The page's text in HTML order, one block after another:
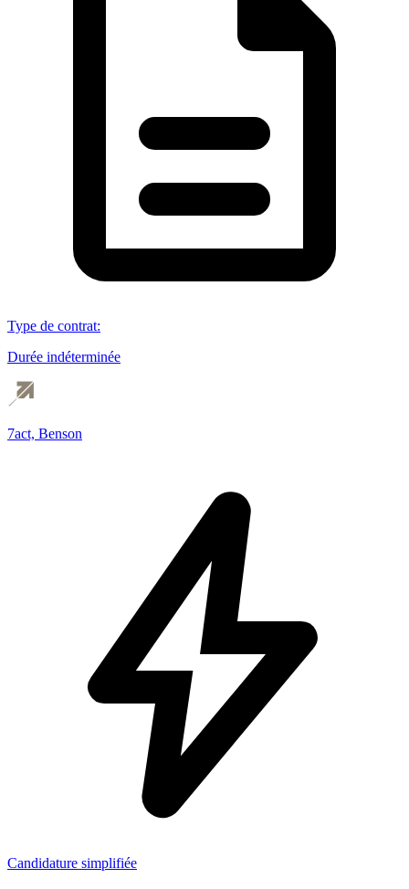
Type de contrat:
Durée indéterminée
7act, Benson
Candidature simplifiée